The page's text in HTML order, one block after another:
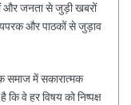
और जनता से जुड़ी खबरों
और पाठकों से जुड़ाव
समाज में सकारात्मक
वे हर विषय को निष्पक्ष